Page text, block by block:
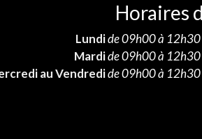
Horaires
Lundide 09h00 à
Mardide 09h00 à
au Vendredide 09h00 à